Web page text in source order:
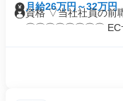
月給26万円～32万円
資格 ▽当社社員
⌒⌒⌒⌒⌒⌒⌒⌒ EC